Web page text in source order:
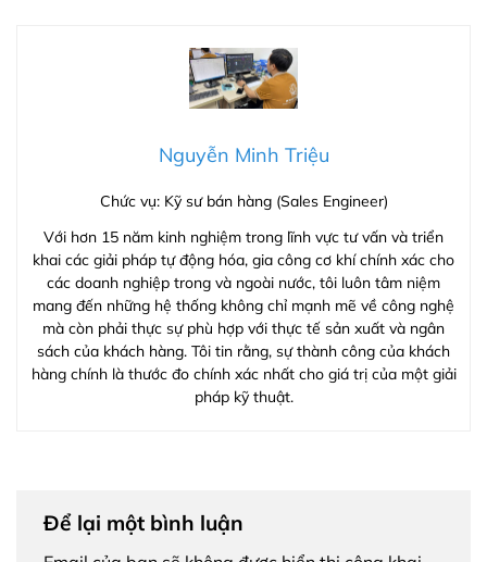
Nguyễn Minh Triệu
Chức vụ: Kỹ sư bán hàng (Sales Engineer)
Với hơn 15 năm kinh nghiệm trong lĩnh vực tư vấn và triển
khai các giải pháp tự động hóa, gia công cơ khí chính xác cho
các doanh nghiệp trong và ngoài nước, tôi luôn tâm niệm
mang đến những hệ thống không chỉ mạnh mẽ về công nghệ
mà còn phải thực sự phù hợp với thực tế sản xuất và ngân
sách của khách hàng. Tôi tin rằng, sự thành công của khách
hàng chính là thước đo chính xác nhất cho giá trị của một giải
pháp kỹ thuật.
Để lại một bình luận